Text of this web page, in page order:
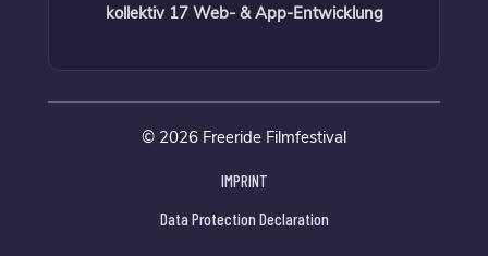
kollektiv 17 Web- & App-Entwicklung
© 2026 Freeride Filmfestival
IMPRINT
Data Protection Declaration